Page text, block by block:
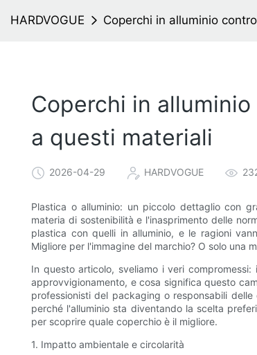
HARDVOGUE Coperchi in alluminio
Coperchi in
a questi materiali
2026-04-29 HARDVOGUE
Plastica o alluminio: un piccolo dettaglio con
materia di sostenibilità e l'inasprimento delle
plastica con quelli in alluminio, e le ragioni
Migliore per l'immagine del marchio? O solo una
In questo articolo, sveliamo i veri
approvvigionamento, e cosa significa questo
professionisti del packaging o responsabili
perché l'alluminio sta diventando la scelta
per scoprire quale coperchio è il migliore.
1. Impatto ambientale e circolarità